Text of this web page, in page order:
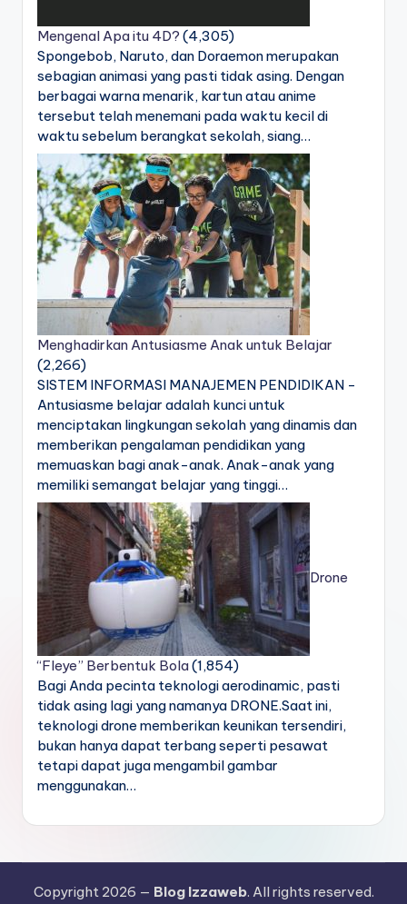
Mengenal Apa itu 4D? (4,305)
Spongebob, Naruto, dan Doraemon merupakan
sebagian animasi yang pasti tidak asing. Dengan
berbagai warna menarik, kartun atau anime
tersebut telah menemani pada waktu kecil di
waktu sebelum berangkat sekolah, siang…
Menghadirkan Antusiasme Anak untuk Belajar
(2,266)
SISTEM INFORMASI MANAJEMEN PENDIDIKAN -
Antusiasme belajar adalah kunci untuk
menciptakan lingkungan sekolah yang dinamis dan
memberikan pengalaman pendidikan yang
memuaskan bagi anak-anak. Anak-anak yang
memiliki semangat belajar yang tinggi…
Drone
“Fleye” Berbentuk Bola(1,854)
Bagi Anda pecinta teknologi aerodinamic, pasti
tidak asing lagi yang namanya DRONE.Saat ini,
teknologi drone memberikan keunikan tersendiri,
bukan hanya dapat terbang seperti pesawat
tetapi dapat juga mengambil gambar
menggunakan…
Copyright 2026 — Blog Izzaweb. All rights reserved.